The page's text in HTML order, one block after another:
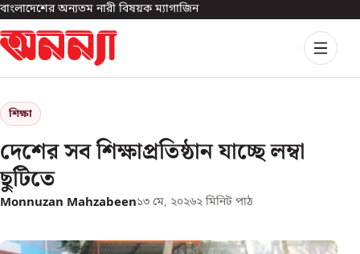
বাংলাদেশের অন্যতম নারী বিষয়ক ম্যাগাজিন
শিক্ষা
দেশের সব শিক্ষাপ্রতিষ্ঠান যাচ্ছে লম্বা
ছুটিতে
Monnuzan Mahzabeen১৩ মে, ২০২৬২ মিনিট পাঠ